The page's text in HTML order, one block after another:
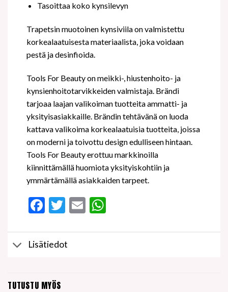
Tasoittaa koko kynsilevyn
Trapetsin muotoinen kynsiviila on valmistettu
korkealaatuisesta materiaalista, joka voidaan
pestä ja desinfioida.
Tools For Beauty on meikki-, hiustenhoito- ja
kynsienhoitotarvikkeiden valmistaja. Brändi
tarjoaa laajan valikoiman tuotteita ammatti- ja
yksityisasiakkaille. Brändin tehtävänä on luoda
kattava valikoima korkealaatuisia tuotteita, joissa
on moderni ja toivottu design edulliseen hintaan.
Tools For Beauty erottuu markkinoilla
kiinnittämällä huomiota yksityiskohtiin ja
ymmärtämällä asiakkaiden tarpeet.
Facebook
Twitter
EmailWhatsApp
Lisätiedot
TUTUSTU MYÖS